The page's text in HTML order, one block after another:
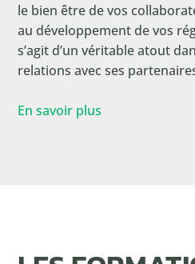
le bien être de vos
au développement de vos
s’agit d’un véritable atout
relations avec ses
En savoir plus